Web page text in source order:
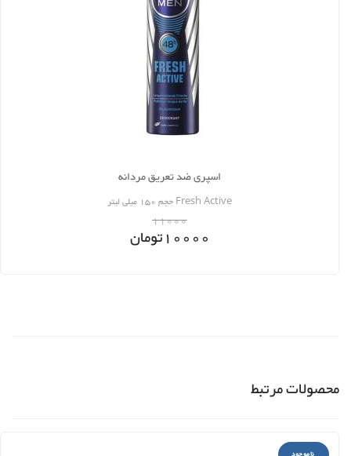
اسپری ضد تعریق مردانه
Fresh Active حجم 150 میلی لیتر
11000
10000تومان
محصولات مرتبط